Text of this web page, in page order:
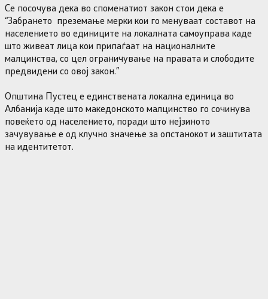
Се посочува дека во споменатиот закон стои дека е
“Забрането преземање мерки кои го менуваат составот на
населението во единиците на локалната самоуправа каде
што живеат лица кои припаѓаат на националните
малцинства, со цел ограничување на правата и слободите
предвидени со овој закон.”
Општина Пустец е единствената локална единица во
Албанија каде што македонското малцинство го сочинува
повеќето од населението, поради што нејзиното
зачувување е од клучно значење за опстанокот и заштитата
на идентитетот.